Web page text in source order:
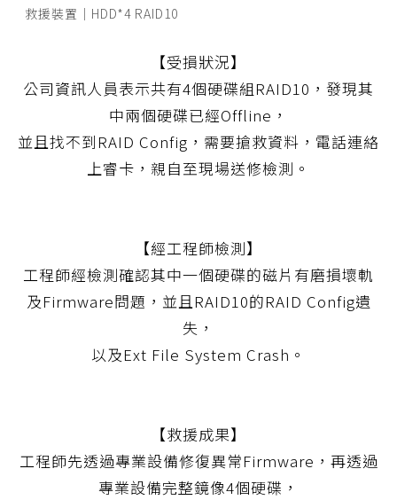
救援裝置｜HDD*4 RAID10
【受損狀況】
公司資訊人員表示共有4個硬碟組RAID10，發現其
中兩個硬碟已經Offline，
並且找不到RAID Config，需要搶救資料，電話連絡
上睿卡，親自至現場送修檢測。
【經工程師檢測】
工程師經檢測確認其中一個硬碟的磁片有磨損壞軌
及Firmware問題，並且RAID10的RAID Config遺
失，
以及Ext File System Crash。
【救援成果】
工程師先透過專業設備修復異常Firmware，再透過
專業設備完整鏡像4個硬碟，